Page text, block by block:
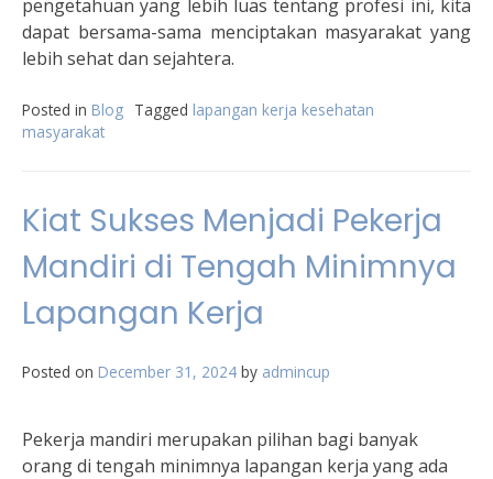
pengetahuan yang lebih luas tentang profesi ini, kita
dapat bersama-sama menciptakan masyarakat yang
lebih sehat dan sejahtera.
Posted in Blog Tagged lapangan kerja kesehatan
masyarakat
Kiat Sukses Menjadi Pekerja
Mandiri di Tengah Minimnya
Lapangan Kerja
Posted on December 31, 2024 by admincup
Pekerja mandiri merupakan pilihan bagi banyak
orang di tengah minimnya lapangan kerja yang ada